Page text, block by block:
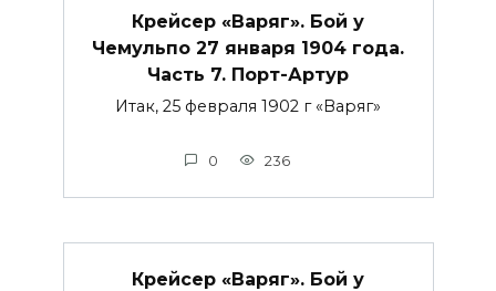
Крейсер «Варяг». Бой у
Чемульпо 27 января 1904 года.
Часть 7. Порт-Артур
Итак, 25 февраля 1902 г «Варяг»
0 236
Крейсер «Варяг». Бой у